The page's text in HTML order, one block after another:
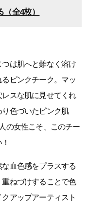
全4枚）
は肌へと難なく溶け
ピンクチーク。マッ
レスな肌に見せてくれ
色づいたピンク肌
の女性こそ、このチー
な血色感をプラスする
ねづけすることで色
アップアーティスト